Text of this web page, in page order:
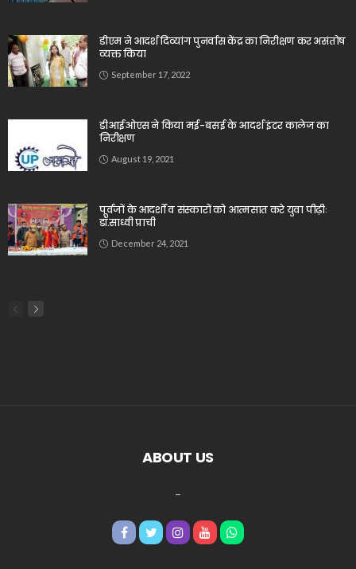
डीएम ने आदर्श दिव्यांग पुनर्वास केंद्र का निरीक्षण कर असंतोष
व्यक्त किया
September 17, 2022
डीआईओएस ने किया मई-बसई के आदर्श इंटर कालेज का
निरीक्षण
August 19, 2021
पूर्वजों के आदर्शों व संस्कारों को आत्मसात करे युवा पीढ़ीः
डॉ.साध्वी प्राची
December 24, 2021
ABOUT US